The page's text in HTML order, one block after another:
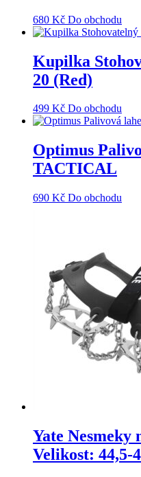
680 Kč Do obchodu
Kupilka
20 (Red)
499 Kč Do obchodu
Optimus
TACTICAL
690 Kč Do obchodu
Yate Nesmeky
Velikost: 44,5-